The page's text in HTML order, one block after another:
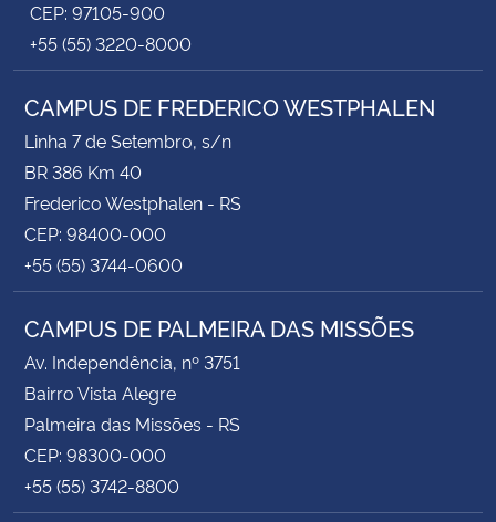
CEP: 97105-900
+55 (55) 3220-8000
CAMPUS DE FREDERICO WESTPHALEN
Linha 7 de Setembro, s/n
BR 386 Km 40
Frederico Westphalen - RS
CEP: 98400-000
+55 (55) 3744-0600
CAMPUS DE PALMEIRA DAS MISSÕES
Av. Independência, nº 3751
Bairro Vista Alegre
Palmeira das Missões - RS
CEP: 98300-000
+55 (55) 3742-8800